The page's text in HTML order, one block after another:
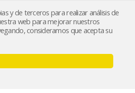
y de terceros para realizar análisis de
web para mejorar nuestros
consideramos que acepta su